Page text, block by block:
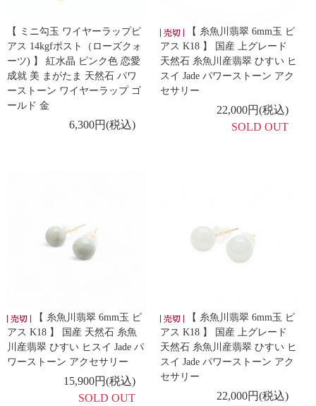
【 ミニ勾玉 ワイヤーラップピ
アス 14kgfポスト（ローズクォ
ーツ) 】 紅水晶 ピンク色 恋愛
成就 美 まがたま 天然石 パワ
ーストーン ワイヤーラップ ゴ
ールド 金
6,300円(税込)
【 糸魚川翡翠 6mm玉 ピ
アス K18 】 国産 上グレード
天然石 糸魚川産翡翠 ひすい ヒ
スイ Jade パワーストーン アク
セサリー
22,000円(税込)
SOLD OUT
【 糸魚川翡翠 6mm玉 ピ
アス K18 】 国産 天然石 糸魚
川産翡翠 ひすい ヒスイ Jade パ
ワーストーン アクセサリー
15,900円(税込)
SOLD OUT
【 糸魚川翡翠 6mm玉 ピ
アス K18 】 国産 上グレード
天然石 糸魚川産翡翠 ひすい ヒ
スイ Jade パワーストーン アク
セサリー
22,000円(税込)